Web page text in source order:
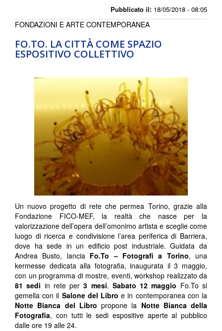
Pubblicato il: 18/05/2018 - 08:05
FO.TO. LA CITTÀ COME SPAZIO
ESPOSITIVO COLLETTIVO
FONDAZIONI E ARTE CONTEMPORANEA
Un nuovo progetto di rete che permea Torino, grazie alla
Fondazione FICO-MEF, la realtà che nasce per la
valorizzazione dell’opera dell’omonimo artista e sceglie come
luogo di ricerca e condivisione l’area periferica di Barriera,
dove ha sede in un edificio post industriale. Guidata da
Andrea Busto, lancia Fo.To – Fotografi a Torino, una
kermesse dedicata alla fotografia, inaugurata il 3 maggio,
con un programma di mostre, eventi, workshop realizzato da
81 sedi in rete per3 mesi. Sabato 12 maggio Fo.To si
gemella con il Salone del Libro e in contemporanea con la
Notte Bianca del Libro propone la Notte Bianca della
Fotografia, con tutti le sedi espositive aperte al pubblico
dalle ore 19 alle 24.